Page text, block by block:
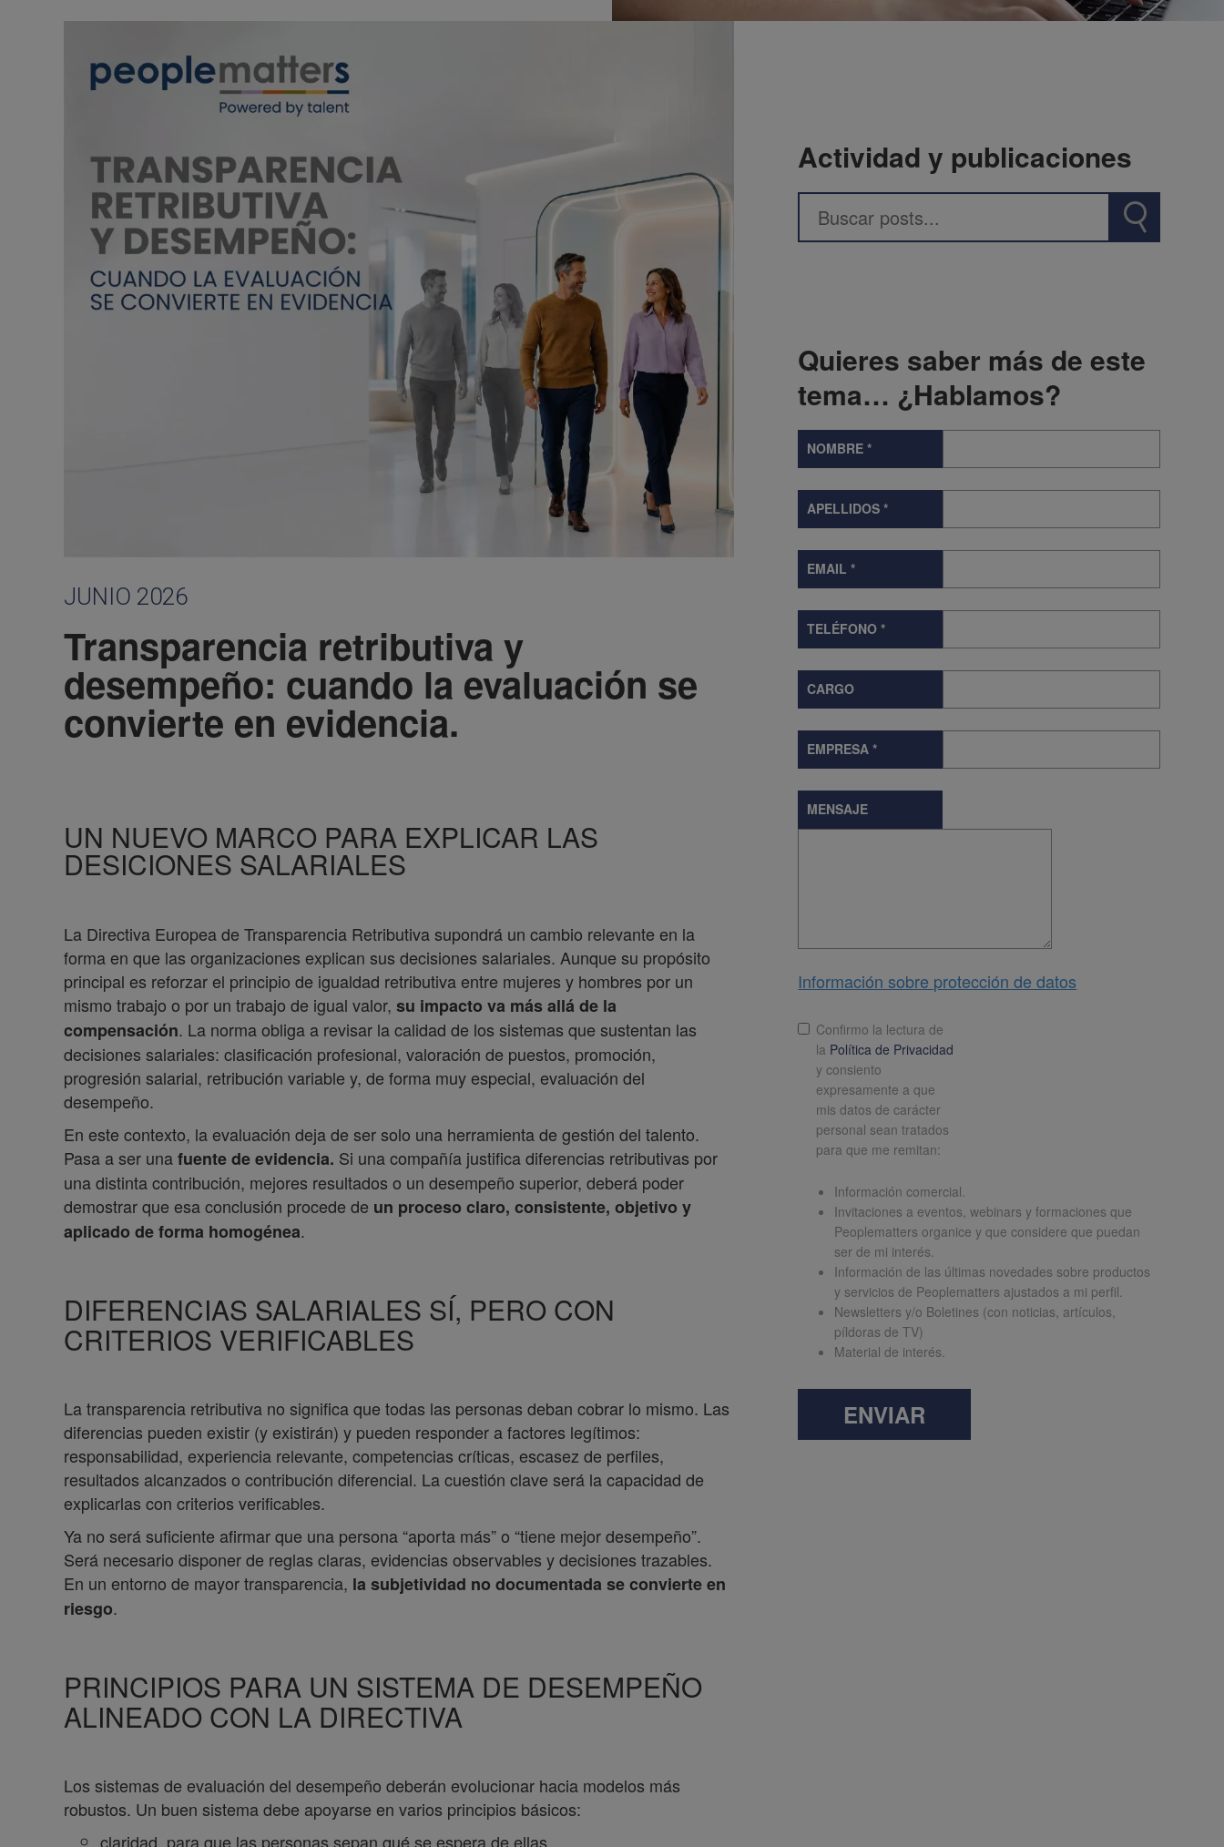
JUNIO 2026
Transparencia retributiva y
desempeño: cuando la evaluación se
convierte en evidencia.
UN NUEVO MARCO PARA EXPLICAR LAS
DESICIONES SALARIALES
La Directiva Europea de Transparencia Retributiva supondrá un cambio relevante en la
forma en que las organizaciones explican sus decisiones salariales. Aunque su propósito
principal es reforzar el principio de igualdad retributiva entre mujeres y hombres por un
mismo trabajo o por un trabajo de igual valor, su impacto va más allá de la
compensación. La norma obliga a revisar la calidad de los sistemas que sustentan las
decisiones salariales: clasificación profesional, valoración de puestos, promoción,
progresión salarial, retribución variable y, de forma muy especial, evaluación del
desempeño.
En este contexto, la evaluación deja de ser solo una herramienta de gestión del talento.
Pasa a ser unafuente de evidencia. Si una compañía justifica diferencias retributivas por
una distinta contribución, mejores resultados o un desempeño superior, deberá poder
demostrar que esa conclusión procede de un proceso claro, consistente, objetivo y
aplicado de forma homogénea.
DIFERENCIAS SALARIALES SÍ, PERO CON
CRITERIOS VERIFICABLES
La transparencia retributiva no significa que todas las personas deban cobrar lo mismo. Las
diferencias pueden existir (y existirán) y pueden responder a factores legítimos:
responsabilidad, experiencia relevante, competencias críticas, escasez de perfiles,
resultados alcanzados o contribución diferencial. La cuestión clave será la capacidad de
explicarlas con criterios verificables.
Ya no será suficiente afirmar que una persona “aporta más” o “tiene mejor desempeño”.
Será necesario disponer de reglas claras, evidencias observables y decisiones trazables.
En un entorno de mayor transparencia, la subjetividad no documentada se convierte en
riesgo.
PRINCIPIOS PARA UN SISTEMA DE DESEMPEÑO
ALINEADO CON LA DIRECTIVA
Los sistemas de evaluación del desempeño deberán evolucionar hacia modelos más
robustos. Un buen sistema debe apoyarse en varios principios básicos:
claridad, para que las personas sepan qué se espera de ellas,
Actividad y publicaciones
Quieres saber más de este
tema… ¿Hablamos?
NOMBRE*
APELLIDOS*
EMAIL*
TELÉFONO*
CARGO
EMPRESA*
MENSAJE
Información sobre protección de datos
LopdConfirmo la lectura de
la Política de Privacidad
y consiento
expresamente a que
mis datos de carácter
personal sean tratados
para que me remitan:
Información comercial.
Invitaciones a eventos, webinars y formaciones que
Peoplematters organice y que considere que puedan
ser de mi interés.
Información de las últimas novedades sobre productos
y servicios de Peoplematters ajustados a mi perfil.
Newsletters y/o Boletines (con noticias, artículos,
píldoras de TV)
Material de interés.
ENVIAR